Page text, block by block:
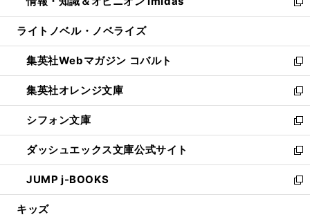
開
ウ
開
く
ィ
ン
ウ
で
開
く
い
ウ
ン
ド
ウ
で
開
く
新
し
ウ
ィ
ン
ド
ウ
で
開
く
ライトノベル・ノベライズ
集英社Webマガジン コバルト
新
し
い
ウ
ィ
ン
ド
ウ
で
開
集英社オレンジ文庫
新
し
い
ウ
ィ
ン
ド
ウ
シフォン文庫
新
し
い
ウ
ィ
ン
ダッシュエックス文庫公式サイト
新
し
い
ウ
JUMP j-BOOKS
新
し
キッズ